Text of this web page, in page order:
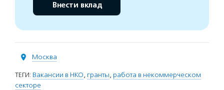
Внести вклад
Москва
ТЕГИ: Вакансии в НКО, гранты, работа в некоммерческом
секторе